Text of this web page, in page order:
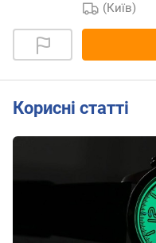
(Київ)
Корисні статті